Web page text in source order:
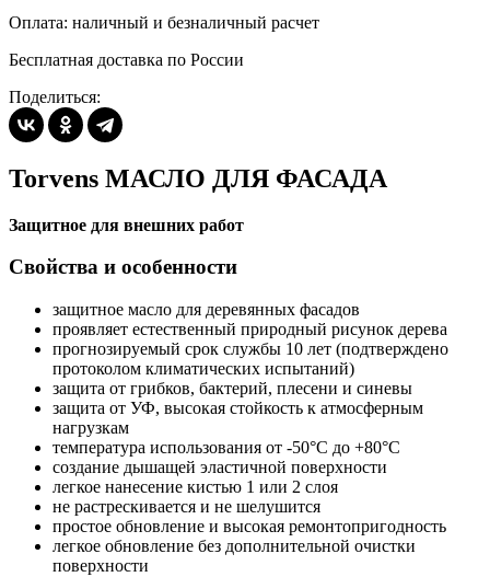
Оплата: наличный и безналичный расчет
Бесплатная доставка по России
Поделиться:
Torvens МАСЛО ДЛЯ ФАСАДА
Защитное для внешних работ
Свойства и особенности
защитное масло для деревянных фасадов
проявляет естественный природный рисунок дерева
прогнозируемый срок службы 10 лет (подтверждено
протоколом климатических испытаний)
защита от грибков, бактерий, плесени и синевы
защита от УФ, высокая стойкость к атмосферным
нагрузкам
температура использования от -50°С до +80°С
создание дышащей эластичной поверхности
легкое нанесение кистью 1 или 2 слоя
не растрескивается и не шелушится
простое обновление и высокая ремонтопригодность
легкое обновление без дополнительной очистки
поверхности